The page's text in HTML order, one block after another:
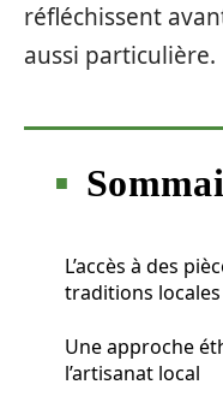
réfléchissent
aussi particulière.
L’accès à des
traditions locales
Une approche
l’artisanat local